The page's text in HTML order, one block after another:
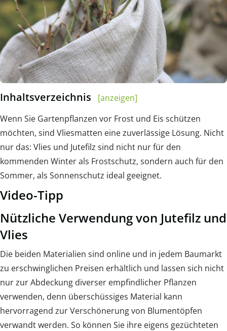
Inhaltsverzeichnis
[anzeigen]
Wenn Sie Gartenpflanzen vor Frost und Eis schützen
möchten, sind Vliesmatten eine zuverlässige Lösung. Nicht
nur das: Vlies und Jutefilz sind nicht nur für den
kommenden Winter als Frostschutz, sondern auch für den
Sommer, als Sonnenschutz ideal geeignet.
Video-Tipp
Nützliche Verwendung von Jutefilz und
Vlies
Die beiden Materialien sind online und in jedem Baumarkt
zu erschwinglichen Preisen erhältlich und lassen sich nicht
nur zur Abdeckung diverser empfindlicher Pflanzen
verwenden, denn überschüssiges Material kann
hervorragend zur Verschönerung von Blumentöpfen
verwandt werden. So können Sie ihre eigens gezüchteten